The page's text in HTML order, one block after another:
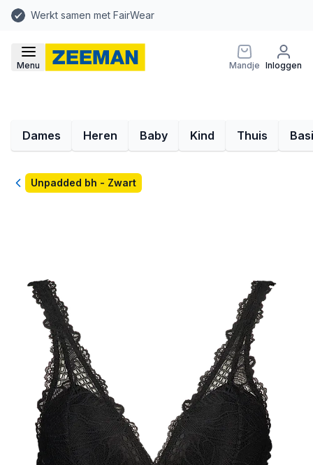
Werkt samen met FairWear
Menu Mandje Inloggen
Dames Heren Baby Kind Thuis
TerugUnpadded bh - Zwart